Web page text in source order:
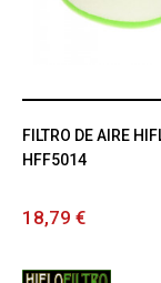
FILTRO DE AIRE
HFF5014
18,79 €